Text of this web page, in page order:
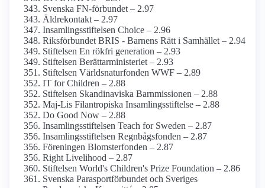
Svenska FN-förbundet – 2.97
Äldrekontakt – 2.97
Insamlings­stiftelsen Choice – 2.96
Riksförbundet BRIS - Barnens Rätt i Samhället – 2.94
Stiftelsen En rökfri generation – 2.93
Stiftelsen Berättar­ministeriet – 2.93
Stiftelsen Världsnaturfonden WWF – 2.89
IT for Children – 2.88
Stiftelsen Skandinaviska Barnmissionen – 2.88
Maj-Lis Filantropiska Insamlings­stiftelse – 2.88
Do Good Now – 2.88
Insamlings­stiftelsen Teach for Sweden – 2.87
Insamlings­stiftelsen Regnbågs­fonden – 2.87
Föreningen Blomster­fonden – 2.87
Right Livelihood – 2.87
Stiftelsen World's Children's Prize Foundation – 2.86
Svenska Parasportförbundet och Sveriges